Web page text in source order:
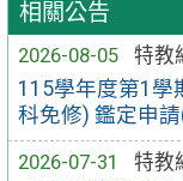
相關公告
2026-08-05
特教
115學年度第1學
科免修) 鑑定申
2026-07-31
特教